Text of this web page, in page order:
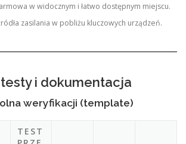
w widocznym i łatwo dostępnym miejscu.
zasilania w pobliżu kluczowych urządzeń.
i dokumentacja
weryfikacji (template)
TEST